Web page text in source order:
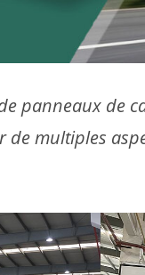
panneaux
multiples